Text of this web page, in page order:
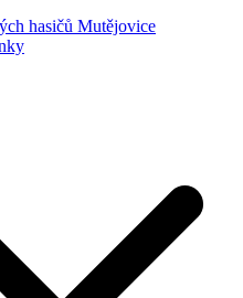
hasičů Mutějovice